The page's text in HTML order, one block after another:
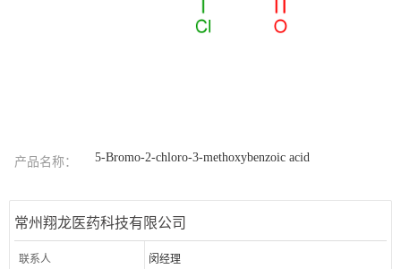
产品名称： 5-Bromo-2-chloro-3-methoxybenzoic acid
常州翔龙医药科技有限公司
联系人 闵经理